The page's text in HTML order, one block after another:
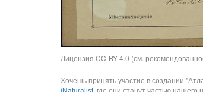
Лицензия CC-BY 4.0 (см.
Хочешь принять участие в создании